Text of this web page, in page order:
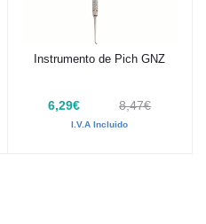
Añadir al carrito
Instrumento de Pich GNZ
6,29€ 8,47€
I.V.A Incluido